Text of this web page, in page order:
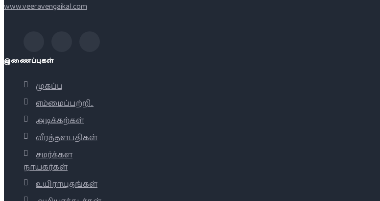
www.veeravengaikal.com
இணைப்புகள்
முகப்பு
எம்மைப்பற்றி..
அடிக்கற்கள்
வீரத்தளபதிகள்
சமர்க்கள
நாயகர்கள்
உயிராயுதங்கள்